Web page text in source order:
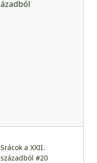
Srácok a XXII.
századból #20